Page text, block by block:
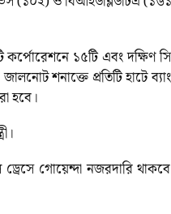
১৫টি এবং দক্ষিণ
জালনোট শনাক্তে প্রতিটি হাটে
হবে।
গোয়েন্দা নজরদারি